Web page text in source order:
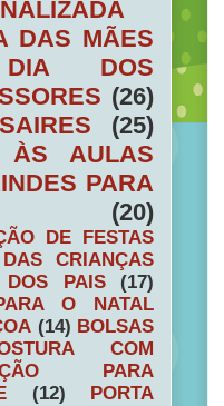
DAS MÃES
DIA DOS
(26)
(25)
ÀS AULAS
PARA
(20)
DE FESTAS
CRIANÇAS
DOS PAIS
(17)
O NATAL
(14) BOLSAS
COM
PARA
(12)
PORTA